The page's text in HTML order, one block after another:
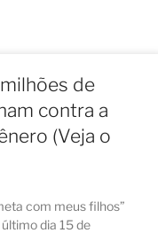
de
contra a
(Veja o
com meus filhos”
dia 15 de